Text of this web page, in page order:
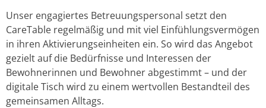
Unser engagiertes Betreuungspersonal setzt den
CareTable regelmäßig und mit viel Einfühlungsvermögen
in ihren Aktivierungseinheiten ein. So wird das Angebot
gezielt auf die Bedürfnisse und Interessen der
Bewohnerinnen und Bewohner abgestimmt – und der
digitale Tisch wird zu einem wertvollen Bestandteil des
gemeinsamen Alltags.